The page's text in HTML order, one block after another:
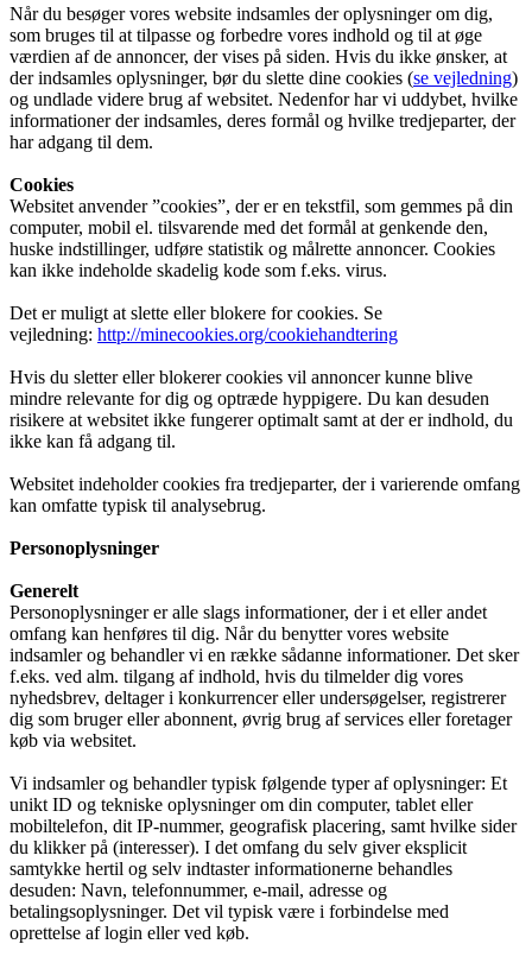
Når du besøger vores website indsamles der oplysninger om dig,
som bruges til at tilpasse og forbedre vores indhold og til at øge
værdien af de annoncer, der vises på siden. Hvis du ikke ønsker, at
der indsamles oplysninger, bør du slette dine cookies (se vejledning)
og undlade videre brug af websitet. Nedenfor har vi uddybet, hvilke
informationer der indsamles, deres formål og hvilke tredjeparter, der
har adgang til dem.
Cookies
Websitet anvender ”cookies”, der er en tekstfil, som gemmes på din
computer, mobil el. tilsvarende med det formål at genkende den,
huske indstillinger, udføre statistik og målrette annoncer. Cookies
kan ikke indeholde skadelig kode som f.eks. virus.
Det er muligt at slette eller blokere for cookies. Se
vejledning: http://minecookies.org/cookiehandtering
Hvis du sletter eller blokerer cookies vil annoncer kunne blive
mindre relevante for dig og optræde hyppigere. Du kan desuden
risikere at websitet ikke fungerer optimalt samt at der er indhold, du
ikke kan få adgang til.
Websitet indeholder cookies fra tredjeparter, der i varierende omfang
kan omfatte typisk til analysebrug.
Personoplysninger
Generelt
Personoplysninger er alle slags informationer, der i et eller andet
omfang kan henføres til dig. Når du benytter vores website
indsamler og behandler vi en række sådanne informationer. Det sker
f.eks. ved alm. tilgang af indhold, hvis du tilmelder dig vores
nyhedsbrev, deltager i konkurrencer eller undersøgelser, registrerer
dig som bruger eller abonnent, øvrig brug af services eller foretager
køb via websitet.
Vi indsamler og behandler typisk følgende typer af oplysninger: Et
unikt ID og tekniske oplysninger om din computer, tablet eller
mobiltelefon, dit IP-nummer, geografisk placering, samt hvilke sider
du klikker på (interesser). I det omfang du selv giver eksplicit
samtykke hertil og selv indtaster informationerne behandles
desuden: Navn, telefonnummer, e-mail, adresse og
betalingsoplysninger. Det vil typisk være i forbindelse med
oprettelse af login eller ved køb.